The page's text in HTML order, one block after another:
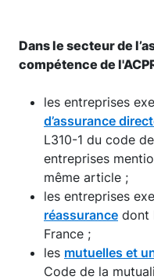
Dans le secteur de
compétence de
les entreprises
d’assurance
L310-1 du code
entreprises
même article ;
les entreprises
réassurance dont
France ;
les mutuelles et
Code de la